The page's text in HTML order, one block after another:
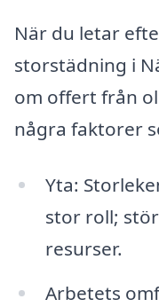
När du letar
storstädning i
om offert från
några faktorer
Yta:
stor roll;
resurser.
Arbetets